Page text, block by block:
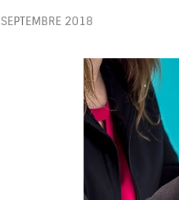
2018